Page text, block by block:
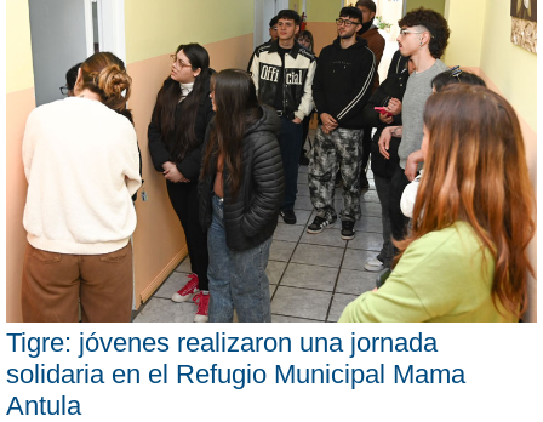
Tigre: jóvenes realizaron una jornada
solidaria en el Refugio Municipal Mama
Antula